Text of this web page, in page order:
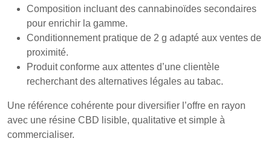
Composition incluant des cannabinoïdes secondaires
pour enrichir la gamme.
Conditionnement pratique de 2 g adapté aux ventes de
proximité.
Produit conforme aux attentes d’une clientèle
recherchant des alternatives légales au tabac.
Une référence cohérente pour diversifier l’offre en rayon
avec une résine CBD lisible, qualitative et simple à
commercialiser.